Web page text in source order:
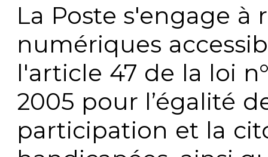
La Poste s'engage à
numériques
l'article 47 de la loi
2005 pour l’égalité
participation et la